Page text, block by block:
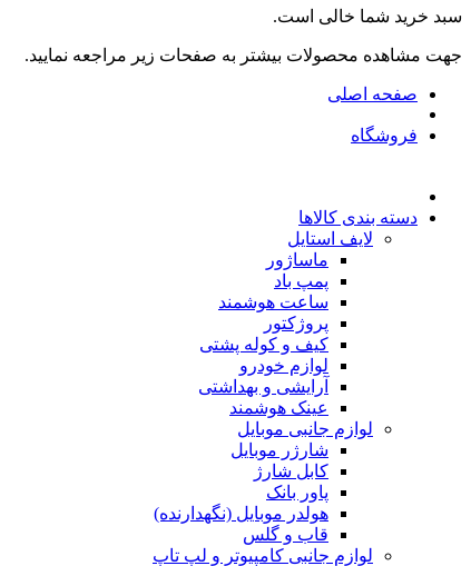
سبد خرید شما خالی است.
جهت مشاهده محصولات بیشتر به صفحات زیر مراجعه نمایید.
صفحه اصلی
فروشگاه
دسته بندی کالاها
لایف استایل
ماساژور
پمپ باد
ساعت هوشمند
پروژکتور
کیف و کوله پشتی
لوازم خودرو
آرایشی و بهداشتی
عینک هوشمند
لوازم جانبی موبایل
شارژر موبایل
کابل شارژ
پاور بانک
هولدر موبایل (نگهدارنده)
قاب و گلس
لوازم جانبی کامپیوتر و لپ تاپ